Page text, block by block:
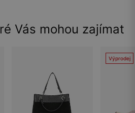
Vás mohou zajímat
Výprodej